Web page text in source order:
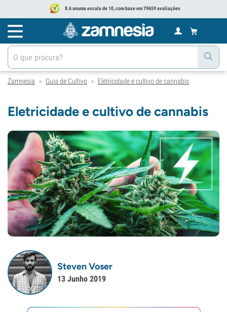
8.6 anuma escala de 10, com base em 79659 avaliações
Zamnesia > Guia de Cultivo > Eletricidade e cultivo de cannabis
Eletricidade e cultivo de cannabis
Steven Voser
13 Junho 2019